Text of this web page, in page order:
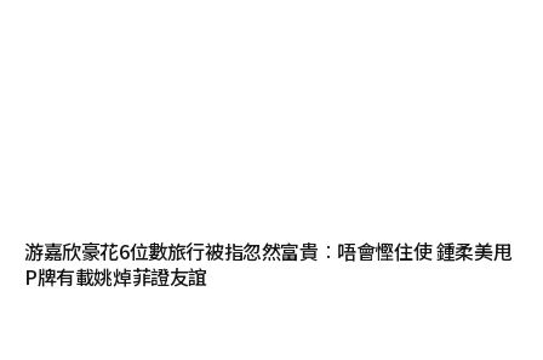
游嘉欣豪花6位數旅行被指忽然富貴︰唔會慳住使 鍾柔美甩
P牌有載姚焯菲證友誼